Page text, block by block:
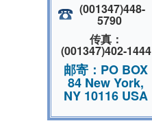
(001347)448-
5790
传真：
(001347)402-1444
邮寄：PO BOX
84 New York,
NY 10116 USA